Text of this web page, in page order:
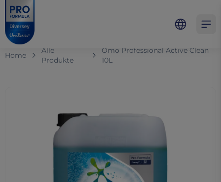
Skip to main content
Skip to navigation
Skip to footer
Pro Formula
Home
Alle
Produkte
Omo Professional Active Clean
10L